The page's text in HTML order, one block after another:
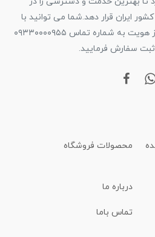
ایران قرار دهد.شما می توانید با
ثبت نام به عنوان همکار و احراز هویت به شماره تماس ۰۹۳۳۰۰۰۰۹۵۵
سفارش فرمایید.
محصولات فروشگاه
درباره ما
تماس باما